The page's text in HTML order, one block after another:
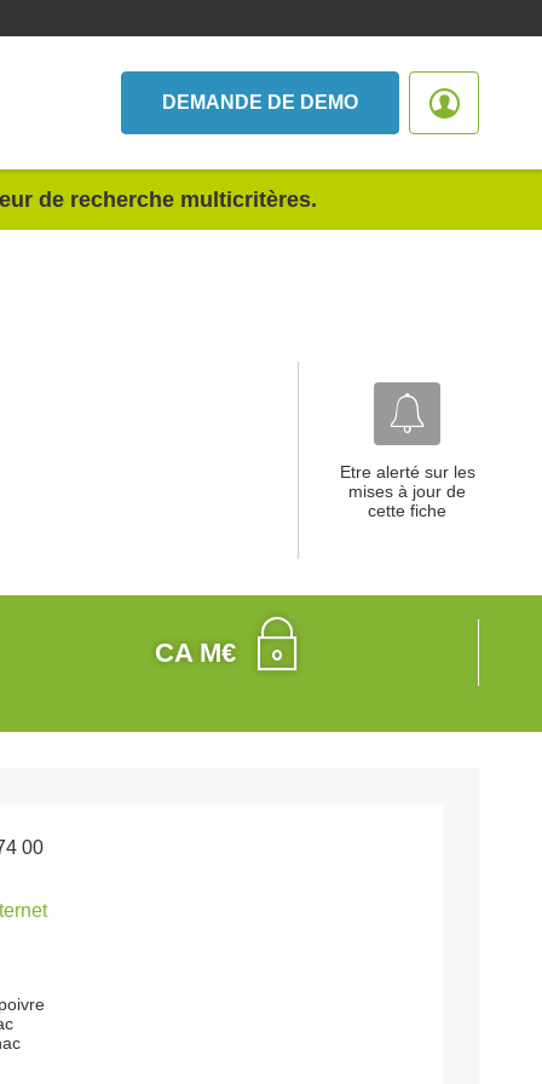
DEMANDE DE DEMO
de recherche multicritères.
Etre alerté sur les
mises à jour de
cette fiche
CA M€
00